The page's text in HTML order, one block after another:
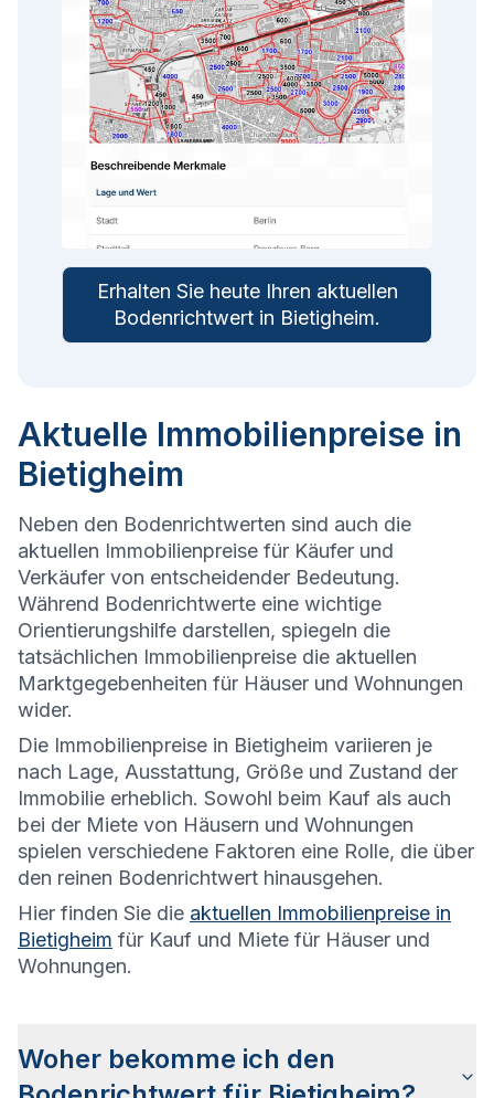
Erhalten Sie heute Ihren aktuellen
Bodenrichtwert in Bietigheim.
Aktuelle Immobilienpreise in
Bietigheim
Neben den Bodenrichtwerten sind auch die
aktuellen Immobilienpreise für Käufer und
Verkäufer von entscheidender Bedeutung.
Während Bodenrichtwerte eine wichtige
Orientierungshilfe darstellen, spiegeln die
tatsächlichen Immobilienpreise die aktuellen
Marktgegebenheiten für Häuser und Wohnungen
wider.
Die Immobilienpreise in Bietigheim variieren je
nach Lage, Ausstattung, Größe und Zustand der
Immobilie erheblich. Sowohl beim Kauf als auch
bei der Miete von Häusern und Wohnungen
spielen verschiedene Faktoren eine Rolle, die über
den reinen Bodenrichtwert hinausgehen.
Hier finden Sie die aktuellen Immobilienpreise in
Bietigheim für Kauf und Miete für Häuser und
Wohnungen.
Woher bekomme ich den